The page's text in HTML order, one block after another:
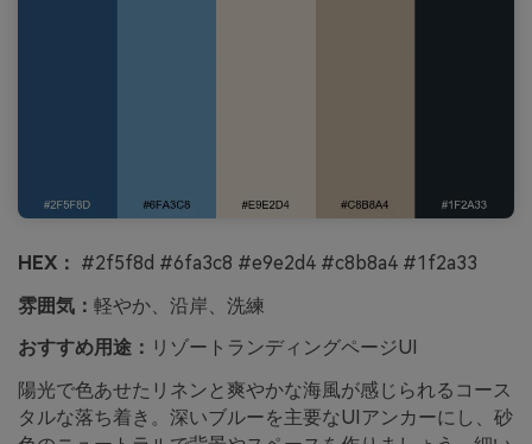
HEX： #2f5f8d #6fa3c8 #e9e2d4 #c8b8a4 #1f2a33
雰囲気： 軽やか、沿岸、洗練
おすすめ用途： リゾートランディングページUI
陽光で色あせたリネンと爽やかな海風が感じられるコース
タルな落ち着き。深いブルーを主要なUIアンカーにし、砂